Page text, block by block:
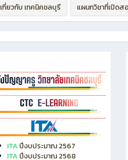
เกี่ยวกับ เทคนิคชลบุรี แผนกวิชาที่เปิดส
ITA ปีงบประมาณ 2567
ITA ปีงบประมาณ 2568